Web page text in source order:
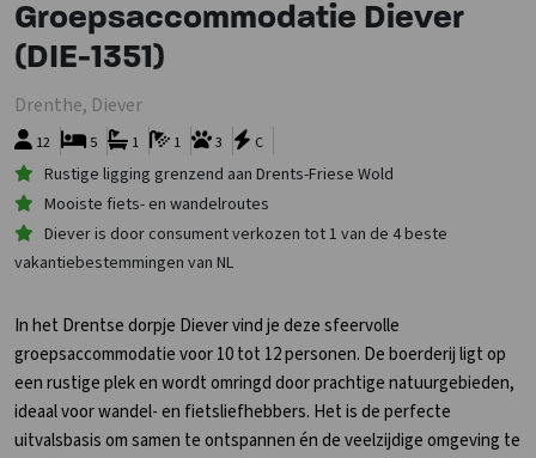
Groepsaccommodatie Diever
(DIE-1351)
Drenthe, Diever
12 3
1 1 C
5
Rustige ligging grenzend aan Drents-Friese Wold
Mooiste fiets- en wandelroutes
Diever is door consument verkozen tot 1 van de 4 beste
vakantiebestemmingen van NL
In het Drentse dorpje Diever vind je deze sfeervolle
groepsaccommodatie voor 10 tot 12 personen. De boerderij ligt op
een rustige plek en wordt omringd door prachtige natuurgebieden,
ideaal voor wandel- en fietsliefhebbers. Het is de perfecte
uitvalsbasis om samen te ontspannen én de veelzijdige omgeving te